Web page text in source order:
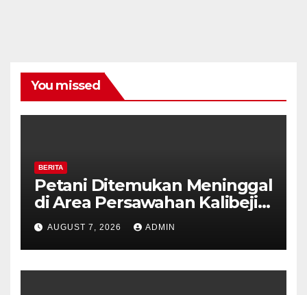
You missed
BERITA
Petani Ditemukan Meninggal
di Area Persawahan Kalibeji,
Polisi Pastikan Tidak Ada
Tanda Kekerasan
AUGUST 7, 2026 ADMIN